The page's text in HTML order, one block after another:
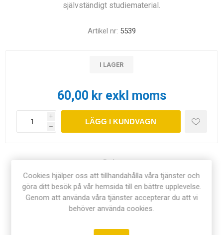
självständigt studiematerial.
Artikel nr: 5539
I LAGER
60,00 kr exkl moms
i
h
LÄGG I KUNDVAGN
Dela:
Cookies hjälper oss att tillhandahålla våra tjänster och
göra ditt besök på vår hemsida till en bättre upplevelse.
Genom att använda våra tjänster accepterar du att vi
behöver använda cookies.